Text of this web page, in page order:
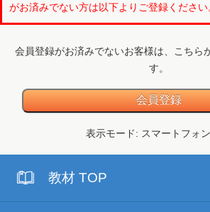
がお済みでない方は以下よりご登録ください
会員登録がお済みでないお客様は、こちら
す。
表示モード: スマートフォ
教材 TOP